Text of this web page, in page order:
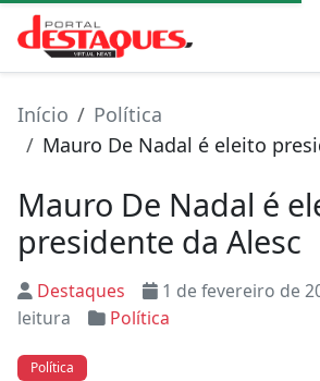
Início
Política
Mauro De Nadal é eleito
Mauro De Nadal é
presidente da Alesc
Destaques 1 de fevereiro de
leitura
Política
Política